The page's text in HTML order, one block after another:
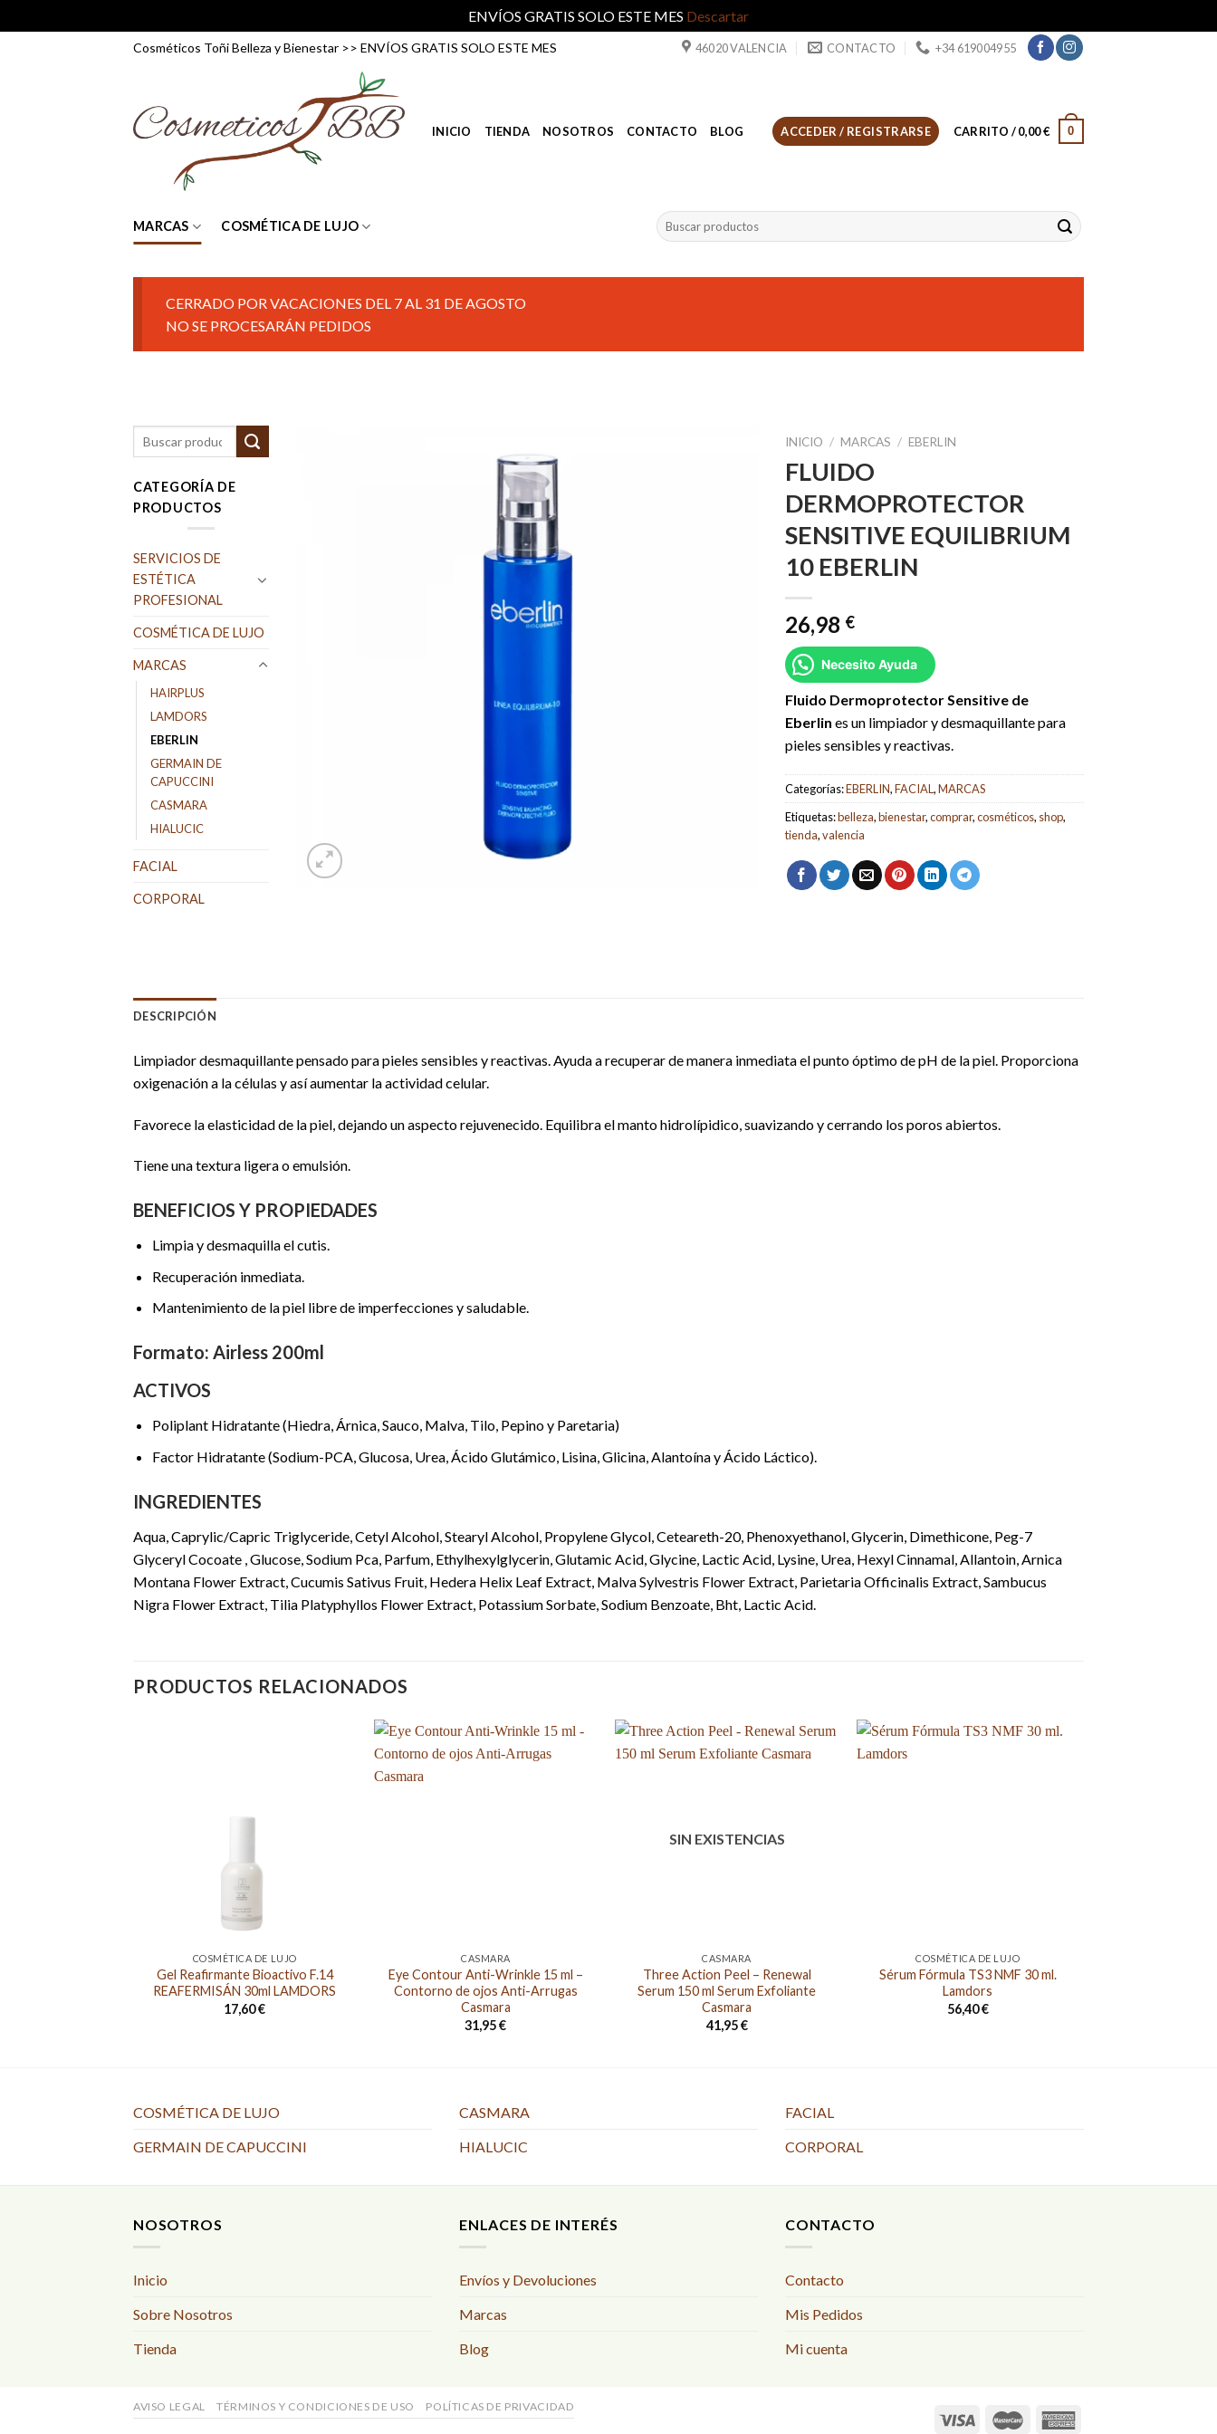
ENVÍOS GRATIS SOLO ESTE MES Descartar
Cosméticos Toñi Belleza y Bienestar >> ENVÍOS GRATIS SOLO ESTE MES 46020 VALENCIA CONTACTO +34 619004955
INICIO TIENDA NOSOTROS CONTACTO BLOG ACCEDER / REGISTRARSE CARRITO /0,00€ 0
MARCAS COSMÉTICA DE LUJO
Buscar
por:
CERRADO POR VACACIONES DEL 7 AL 31 DE AGOSTO
NO SE PROCESARÁN PEDIDOS
CATEGORÍA DE
PRODUCTOS
SERVICIOS DE
ESTÉTICA
PROFESIONAL
COSMÉTICA DE LUJO
MARCAS
HAIRPLUS
LAMDORS
EBERLIN
GERMAIN DE
CAPUCCINI
CASMARA
HIALUCIC
FACIAL
CORPORAL
INICIO / MARCAS / EBERLIN
FLUIDO
DERMOPROTECTOR
SENSITIVE EQUILIBRIUM
10 EBERLIN
26,98 €
Necesito Ayuda
Fluido Dermoprotector Sensitive de
Eberlin es un limpiador y desmaquillante para
pieles sensibles y reactivas.
Categorías:EBERLIN,FACIAL,MARCAS
Etiquetas:belleza,bienestar,comprar,cosméticos, shop,
tienda,valencia
DESCRIPCIÓN
Limpiador desmaquillante pensado para pieles sensibles y reactivas. Ayuda a recuperar de manera inmediata el punto óptimo de pH de la piel. Proporciona
oxigenación a la células y así aumentar la actividad celular.
Favorece la elasticidad de la piel, dejando un aspecto rejuvenecido. Equilibra el manto hidrolípidico, suavizando y cerrando los poros abiertos.
Tiene una textura ligera o emulsión.
BENEFICIOS Y PROPIEDADES
Limpia y desmaquilla el cutis.
Recuperación inmediata.
Mantenimiento de la piel libre de imperfecciones y saludable.
Formato: Airless 200ml
ACTIVOS
Poliplant Hidratante (Hiedra, Árnica, Sauco, Malva, Tilo, Pepino y Paretaria)
Factor Hidratante (Sodium-PCA, Glucosa, Urea, Ácido Glutámico, Lisina, Glicina, Alantoína y Ácido Láctico).
INGREDIENTES
Aqua, Caprylic/Capric Triglyceride, Cetyl Alcohol, Stearyl Alcohol, Propylene Glycol, Ceteareth-20, Phenoxyethanol, Glycerin, Dimethicone, Peg-7
Glyceryl Cocoate , Glucose, Sodium Pca, Parfum, Ethylhexylglycerin, Glutamic Acid, Glycine, Lactic Acid, Lysine, Urea, Hexyl Cinnamal, Allantoin, Arnica
Montana Flower Extract, Cucumis Sativus Fruit, Hedera Helix Leaf Extract, Malva Sylvestris Flower Extract, Parietaria Officinalis Extract, Sambucus
Nigra Flower Extract, Tilia Platyphyllos Flower Extract, Potassium Sorbate, Sodium Benzoate, Bht, Lactic Acid.
PRODUCTOS RELACIONADOS
COSMÉTICA DE LUJO
Gel Reafirmante Bioactivo F.14
REAFERMISÁN 30ml LAMDORS
17,60€
CASMARA
Eye Contour Anti-Wrinkle 15 ml –
Contorno de ojos Anti-Arrugas
Casmara
31,95€
SIN EXISTENCIAS
CASMARA
Three Action Peel – Renewal
Serum 150 ml Serum Exfoliante
Casmara
41,95€
COSMÉTICA DE LUJO
Sérum Fórmula TS3 NMF 30 ml.
Lamdors
56,40€
COSMÉTICA DE LUJO
GERMAIN DE CAPUCCINI
CASMARA
HIALUCIC
FACIAL
CORPORAL
NOSOTROS
Inicio
Sobre Nosotros
Tienda
ENLACES DE INTERÉS
Envíos y Devoluciones
Marcas
Blog
CONTACTO
Contacto
Mis Pedidos
Mi cuenta
AVISO LEGAL TÉRMINOS Y CONDICIONES DE USO POLÍTICAS DE PRIVACIDAD